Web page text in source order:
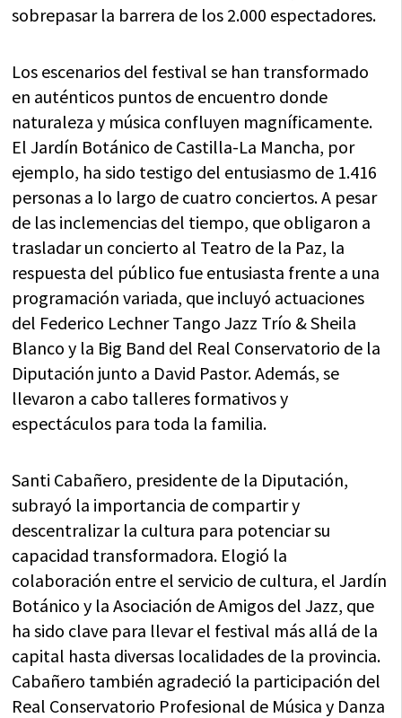
sobrepasar la barrera de los 2.000 espectadores.
Los escenarios del festival se han transformado
en auténticos puntos de encuentro donde
naturaleza y música confluyen magníficamente.
El Jardín Botánico de Castilla-La Mancha, por
ejemplo, ha sido testigo del entusiasmo de 1.416
personas a lo largo de cuatro conciertos. A pesar
de las inclemencias del tiempo, que obligaron a
trasladar un concierto al Teatro de la Paz, la
respuesta del público fue entusiasta frente a una
programación variada, que incluyó actuaciones
del Federico Lechner Tango Jazz Trío & Sheila
Blanco y la Big Band del Real Conservatorio de la
Diputación junto a David Pastor. Además, se
llevaron a cabo talleres formativos y
espectáculos para toda la familia.
Santi Cabañero, presidente de la Diputación,
subrayó la importancia de compartir y
descentralizar la cultura para potenciar su
capacidad transformadora. Elogió la
colaboración entre el servicio de cultura, el Jardín
Botánico y la Asociación de Amigos del Jazz, que
ha sido clave para llevar el festival más allá de la
capital hasta diversas localidades de la provincia.
Cabañero también agradeció la participación del
Real Conservatorio Profesional de Música y Danza